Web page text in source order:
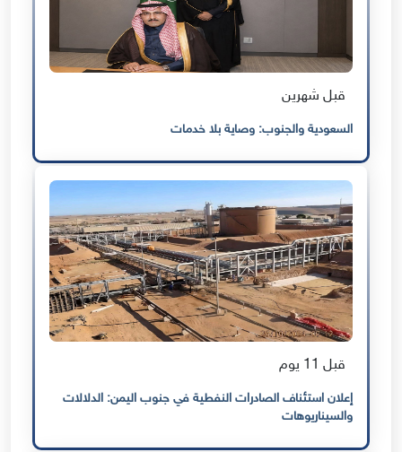
قبل شهرين
السعودية والجنوب: وصاية بلا خدمات
قبل 11 يوم
إعلان استئناف الصادرات النفطية في جنوب اليمن: الدلالات
والسيناريوهات